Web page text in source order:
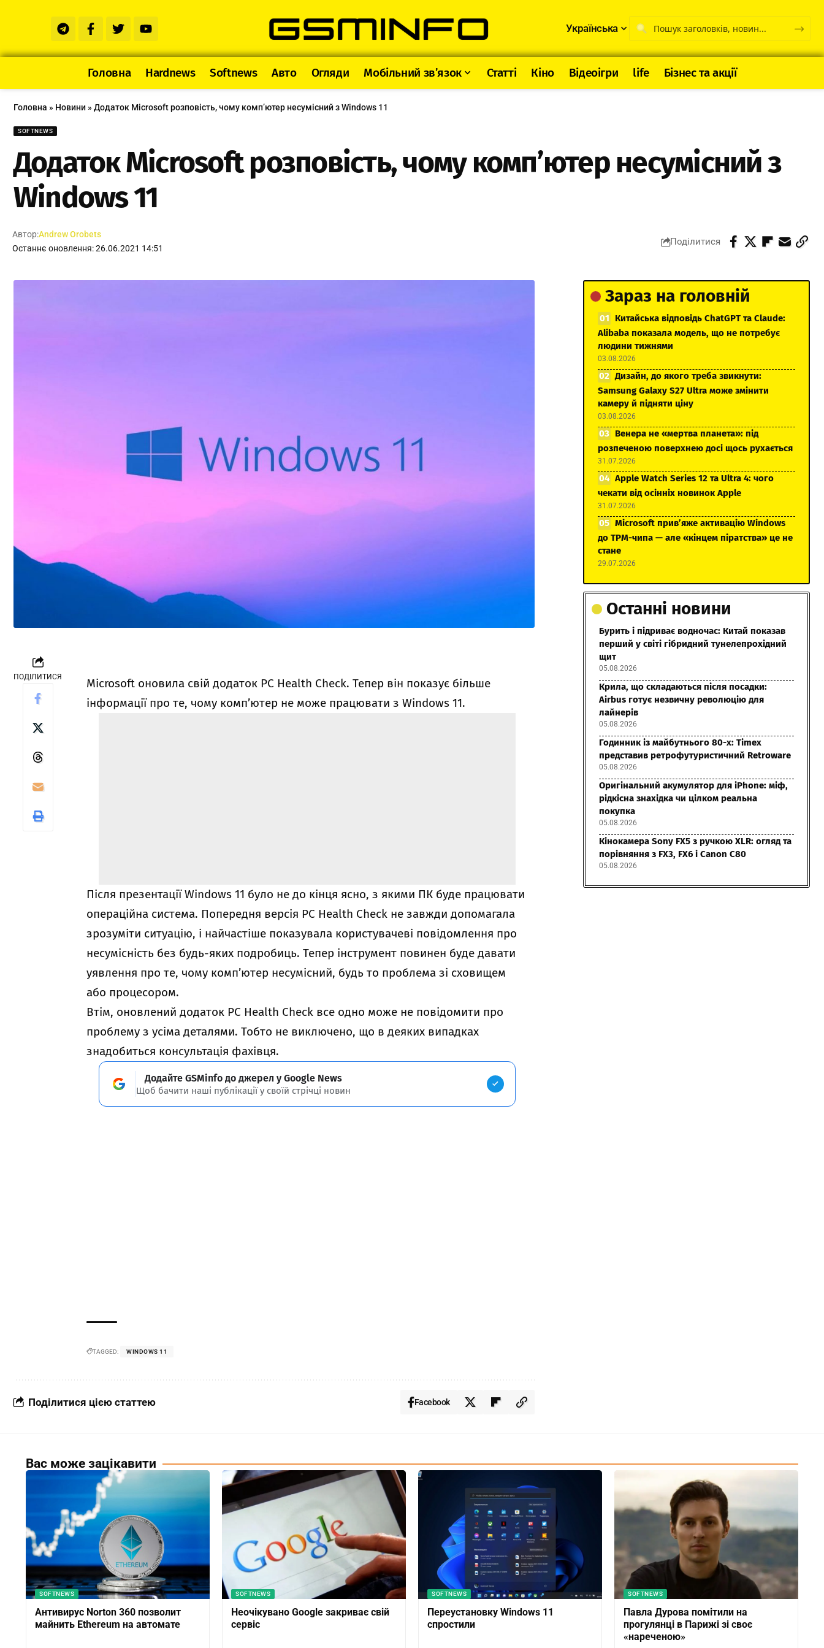
Українська
Головна Hardnews Softnews Авто Огляди Мобільний зв’язок Статті Кіно Відеоігри life Бізнес та акції
Головна » Новини»Додаток Microsoft розповість, чому комп’ютер несумісний з Windows 11
SOFTNEWS
Додаток Microsoft розповість, чому комп’ютер несумісний з
Windows 11
Останнє оновлення: 26.06.2021 14:51
Автор:Andrew Orobets
Поділитися
ПОДІЛИТИСЯ
Microsoft оновила свій додаток PC Health Check. Тепер він показує більше
інформації про те, чому комп’ютер не може працювати з Windows 11.
Після презентації Windows 11 було не до кінця ясно, з якими ПК буде працювати
операційна система. Попередня версія PC Health Check не завжди допомагала
зрозуміти ситуацію, і найчастіше показувала користувачеві повідомлення про
несумісність без будь-яких подробиць. Тепер інструмент повинен буде давати
уявлення про те, чому комп’ютер несумісний, будь то проблема зі сховищем
або процесором.
Втім, оновлений додаток PC Health Check все одно може не повідомити про
проблему з усіма деталями. Тобто не виключено, що в деяких випадках
знадобиться консультація фахівця.
Додайте GSMinfo до джерел у Google News
Щоб бачити наші публікації у своїй стрічці новин
TAGGED: WINDOWS 11
Поділитися цією статтею Facebook
Зараз на головній
Китайська відповідь ChatGPT та Claude:
Alibaba показала модель, що не потребує
людини тижнями
03.08.2026
Дизайн, до якого треба звикнути:
Samsung Galaxy S27 Ultra може змінити
камеру й підняти ціну
03.08.2026
Венера не «мертва планета»: під
розпеченою поверхнею досі щось рухається
31.07.2026
Apple Watch Series 12 та Ultra 4: чого
чекати від осінніх новинок Apple
31.07.2026
Microsoft прив’яже активацію Windows
до TPM-чипа — але «кінцем піратства» це не
стане
29.07.2026
Останні новини
Бурить і підриває водночас: Китай показав
перший у світі гібридний тунелепрохідний
щит
05.08.2026
Крила, що складаються після посадки:
Airbus готує незвичну революцію для
лайнерів
05.08.2026
Годинник із майбутнього 80-х: Timex
представив ретрофутуристичний Retroware
05.08.2026
Оригінальний акумулятор для iPhone: міф,
рідкісна знахідка чи цілком реальна
покупка
05.08.2026
Кінокамера Sony FX5 з ручкою XLR: огляд та
порівняння з FX3, FX6 і Canon C80
05.08.2026
Вас може зацікавити
SOFTNEWS
Антивирус Norton 360 позволит
майнить Ethereum на автомате
SOFTNEWS
Неочікувано Google закриває свій
сервіс
SOFTNEWS
Переустановку Windows 11
спростили
SOFTNEWS
Павла Дурова помітили на
прогулянці в Парижі зі своє
«нареченою»